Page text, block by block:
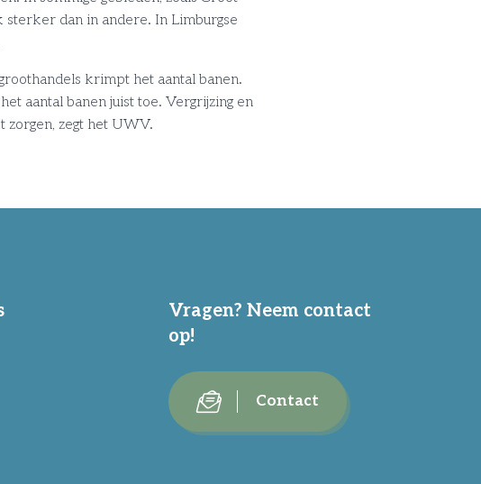
dan in andere. In Limburgse
krimpt het aantal banen.
aantal banen juist toe. Vergrijzing en
zegt het UWV.
Vragen? Neem contact
op!
Contact